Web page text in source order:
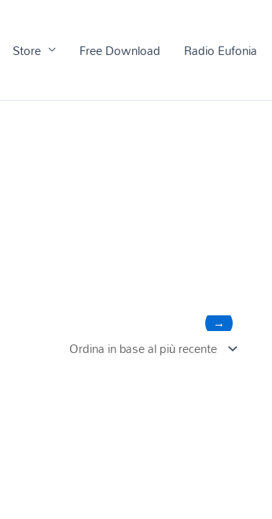
Store Free Download Radio Eufonia
→